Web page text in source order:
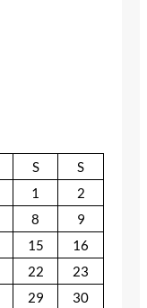
S
S
1
2
8
9
15
16
22
23
29
30